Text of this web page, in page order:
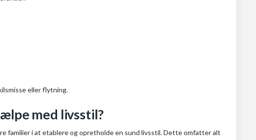
eller flytning.
med livsstil?
familier i at etablere og opretholde en sund livsstil. Dette omfatter alt